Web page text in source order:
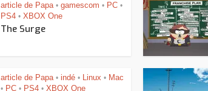
article de Papa • gamescom • PC •
PS4 • XBOX One
The Surge
article de Papa • indé • Linux • Mac
• PC • PS4 • XBOX OneLooking for Fael